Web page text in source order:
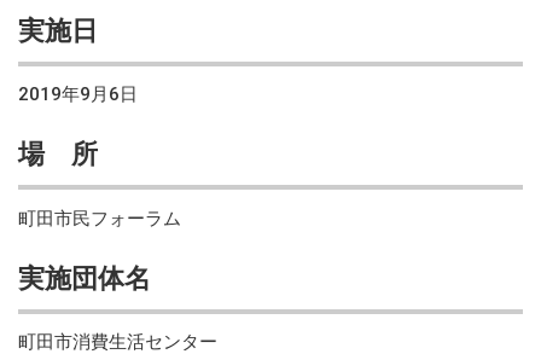
実施日
2019年9月6日
場 所
町田市民フォーラム
実施団体名
町田市消費生活センター